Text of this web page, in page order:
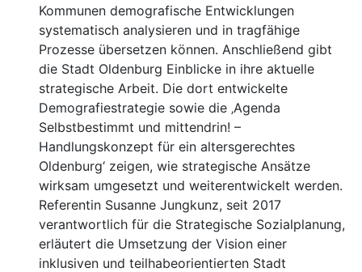
Kommunen demografische Entwicklungen
systematisch analysieren und in tragfähige
Prozesse übersetzen können. Anschließend gibt
die Stadt Oldenburg Einblicke in ihre aktuelle
strategische Arbeit. Die dort entwickelte
Demografiestrategie sowie die ‚Agenda
Selbstbestimmt und mittendrin! –
Handlungskonzept für ein altersgerechtes
Oldenburg‘ zeigen, wie strategische Ansätze
wirksam umgesetzt und weiterentwickelt werden.
Referentin Susanne Jungkunz, seit 2017
verantwortlich für die Strategische Sozialplanung,
erläutert die Umsetzung der Vision einer
inklusiven und teilhabeorientierten Stadt